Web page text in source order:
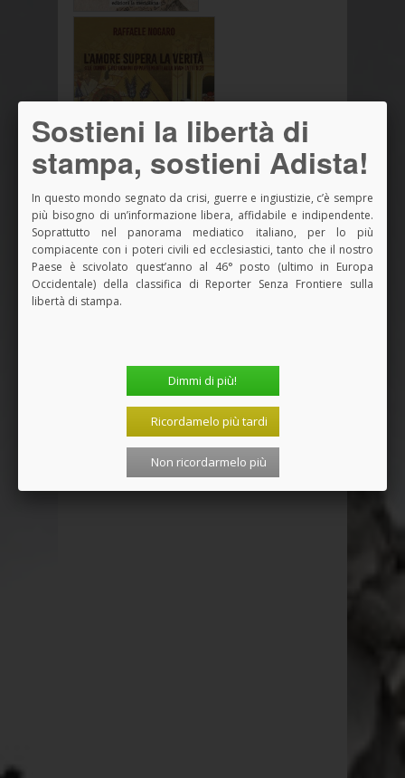
Vedi tutti i Libri
SPAZIO PUBBLICITARIO
Sostieni la libertà di
stampa, sostieni Adista!
In questo mondo segnato da crisi, guerre e ingiustizie, c’è sempre
più bisogno di un’informazione libera, affidabile e indipendente.
Soprattutto nel panorama mediatico italiano, per lo più
compiacente con i poteri civili ed ecclesiastici, tanto che il nostro
Paese è scivolato quest’anno al 46° posto (ultimo in Europa
Occidentale) della classifica di Reporter Senza Frontiere sulla
libertà di stampa.
Dimmi di più!
Ricordamelo più tardi
Non ricordarmelo più